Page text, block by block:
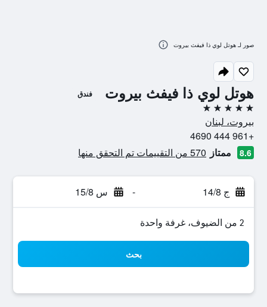
هوتل لوي ذا فيفث بيروت فندق
5 نجوم
بيروت، لبنان
+961 444 4690
8.6 ممتاز 570 من التقييمات تم التحقق منها
ج 14/8 - س 15/8
2 من الضيوف، غرفة واحدة
بحث
صور لـ هوتل لوي ذا فيفث بيروت